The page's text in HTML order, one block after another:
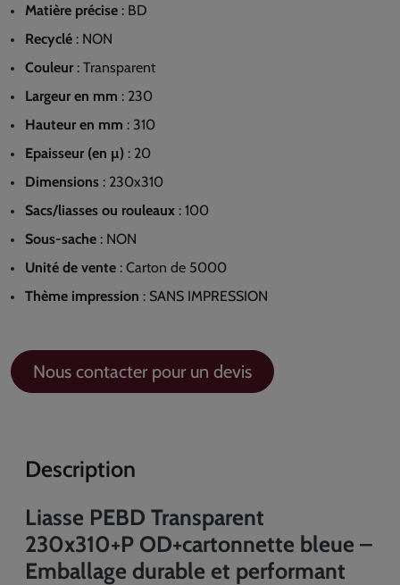
Matière précise : BD
Recyclé : NON
Couleur : Transparent
Largeur en mm : 230
Hauteur en mm : 310
Epaisseur (en µ) : 20
Dimensions : 230x310
Sacs/liasses ou rouleaux : 100
Sous-sache : NON
Unité de vente : Carton de 5000
Thème impression : SANS IMPRESSION
Nous contacter pour un devis
Description
Liasse PEBD Transparent
230x310+P OD+cartonnette bleue –
Emballage durable et performant